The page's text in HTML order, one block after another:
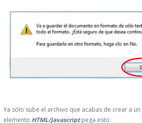
Ya sólo sube el archivo que acabas de crear a un
elemento HTML/Javascriptpega esto: